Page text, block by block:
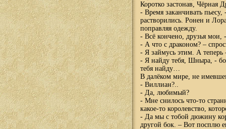
Коротко застонав, Чёрная
- Время заканчивать
растворились. Ронен и
поправляя одежду.
- Всё кончено, друзья мои,
- А что с драконом? –
- Я займусь этим. А теперь
- Я найду тебя, Шныра, -
тебя найду…
В далёком мире, не
- Виллиан?..
- Да, любимый?
- Мне снилось что-то
какое-то королевство,
- Да мы с тобой дюжину
другой бок. – Вот посплю